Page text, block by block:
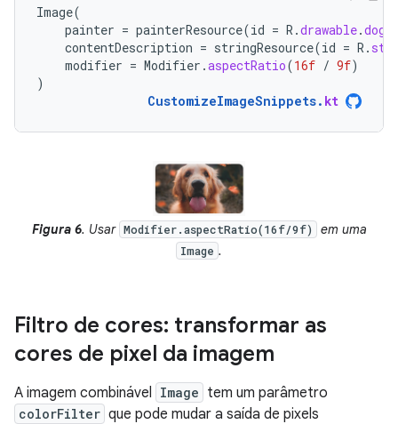
Image(
painter = painterResource(id = R .drawable.dog
contentDescription = stringResource(id = R .
modifier = Modifier .aspectRatio(16f / 9f)
)
CustomizeImageSnippets. kt
Figura 6. Usar Modifier.aspectRatio(16f/9f) em uma
Image .
Filtro de cores: transformar as
cores de pixel da imagem
A imagem combinável Image tem um parâmetro
colorFilter que pode mudar a saída de pixels